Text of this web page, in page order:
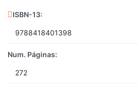
ISBN-13:
9788418401398
Num. Páginas:
272